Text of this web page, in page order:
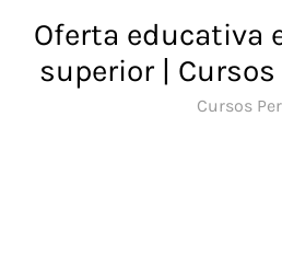
contenido
Oferta educativa
superior |
Cursos